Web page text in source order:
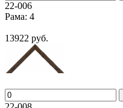
22-006
Рама: 4
13922 руб.